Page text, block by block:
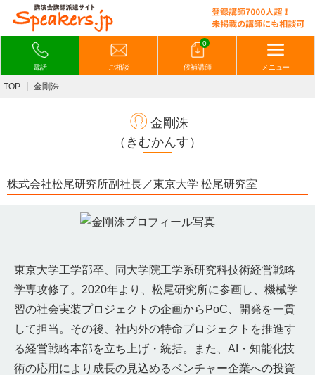
電話 ご相談
0
候補講師 メニュー
TOP 金剛洙
金剛洙
（きむかんす）
株式会社松尾研究所副社長／東京大学 松尾研究室
東京大学工学部卒、同大学院工学系研究科技術経営戦略
学専攻修了。2020年より、松尾研究所に参画し、機械学
習の社会実装プロジェクトの企画からPoC、開発を一貫
して担当。その後、社内外の特命プロジェクトを推進す
る経営戦略本部を立ち上げ・統括。また、AI・知能化技
術の応用により成長の見込めるベンチャー企業への投資